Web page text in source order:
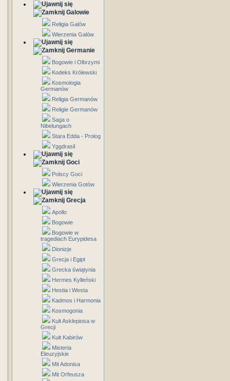
Galowie
Religia Galów
Wierzenia Galów
Germanie
Bogowie i Olbrzymi
Kodeks Królewski
Kosmologia
Germanów
Religia Germanów
Religie Germanów
Saga o
Nibelungach
Stara Edda - Prolog
Yggdrasil
Goci
Polscy Goci
Wierzenia Gotów
Grecja
Apollo
Bogowie
Bogowie w
tragediach Eurypidesa
Dionizje
Grecja i Egipt
Grecka świątynia
Hermes Kylleński
Hestia i Westa
Kadmos i Harmonia
Kosmogonia
Kult Asklepiosa w
Grecji
Kult Kabirów
Misteria
Eleuzyjskie
Mit Adonisa
Mit Orfeusza